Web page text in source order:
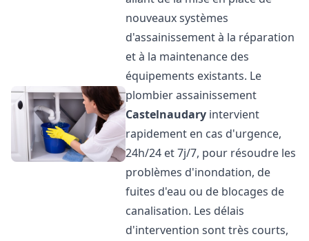
nouveaux systèmes
d'assainissement à la réparation
et à la maintenance des
équipements existants. Le
plombier assainissement
Castelnaudary intervient
rapidement en cas d'urgence,
24h/24 et 7j/7, pour résoudre les
problèmes d'inondation, de
fuites d'eau ou de blocages de
canalisation. Les délais
d'intervention sont très courts,